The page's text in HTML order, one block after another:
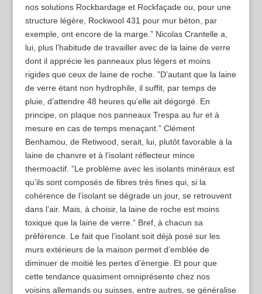
nos solutions Rockbardage et Rockfaçade ou, pour une
structure légère, Rockwool 431 pour mur béton, par
exemple, ont encore de la marge.” Nicolas Crantelle a,
lui, plus l’habitude de travailler avec de la laine de verre
dont il apprécie les panneaux plus légers et moins
rigides que ceux de laine de roche. ”D’autant que la laine
de verre étant non hydrophile, il suffit, par temps de
pluie, d’attendre 48 heures qu’elle ait dégorgé. En
principe, on plaque nos panneaux Trespa au fur et à
mesure en cas de temps menaçant.” Clément
Benhamou, de Retiwood, serait, lui, plutôt favorable à la
laine de chanvre et à l’isolant réflecteur mince
thermoactif. ”Le problème avec les isolants minéraux est
qu’ils sont composés de fibres très fines qui, si la
cohérence de l’isolant se dégrade un jour, se retrouvent
dans l’air. Mais, à choisir, la laine de roche est moins
toxique que la laine de verre.” Bref, à chacun sa
préférence. Le fait que l’isolant soit déjà posé sur les
murs extérieurs de la maison permet d’emblée de
diminuer de moitié les pertes d’énergie. Et pour que
cette tendance quasiment omniprésente chez nos
voisins allemands ou suisses, entre autres, se généralise